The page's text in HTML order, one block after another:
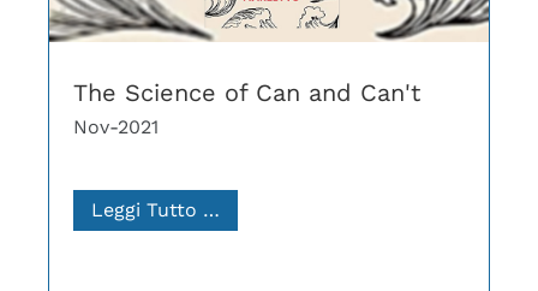
The Science of Can and Can't
Nov-2021
Leggi Tutto …